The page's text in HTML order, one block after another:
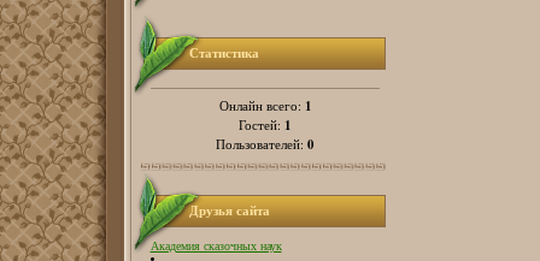
Статистика
Онлайн всего: 1
Гостей: 1
Пользователей: 0
Друзья сайта
Академия сказочных наук